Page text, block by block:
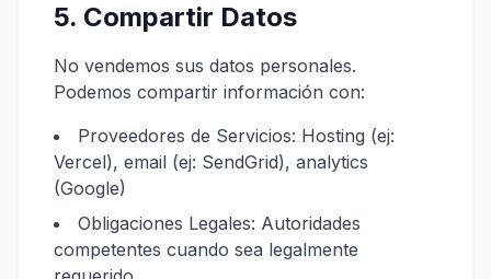
5. Compartir Datos
No vendemos sus datos personales.
Podemos compartir información con:
Proveedores de Servicios: Hosting (ej:
Vercel), email (ej: SendGrid), analytics
(Google)
Obligaciones Legales: Autoridades
competentes cuando sea legalmente